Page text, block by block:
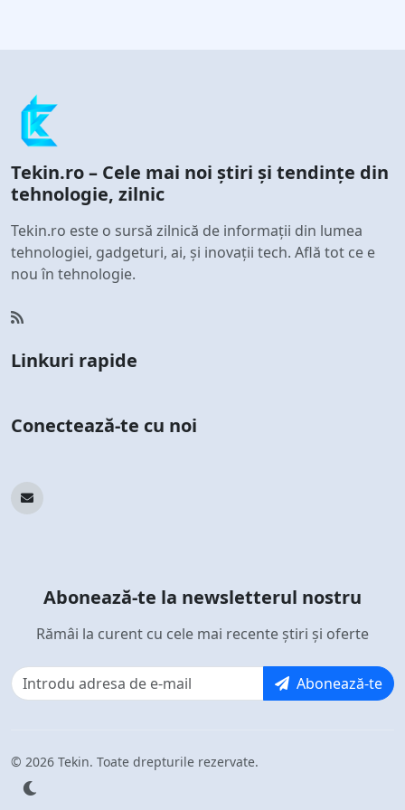
Tekin.ro – Cele mai noi știri și tendințe din
tehnologie, zilnic
Tekin.ro este o sursă zilnică de informații din lumea
tehnologiei, gadgeturi, ai, și inovații tech. Află tot ce e
nou în tehnologie.
Linkuri rapide
Conectează-te cu noi
Abonează-te la newsletterul nostru
Rămâi la curent cu cele mai recente știri și oferte
Abonează-te
© 2026 Tekin. Toate drepturile rezervate.